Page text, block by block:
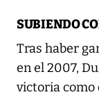
SUBIENDO
Tras haber
en el 2007,
victoria como